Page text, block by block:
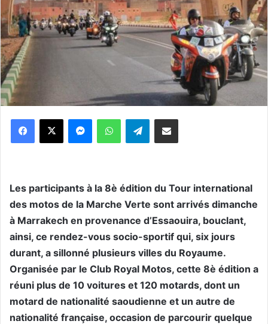
WhatsApp Telegram
Les participants à la 8è édition du Tour international
des motos de la Marche Verte sont arrivés dimanche
à Marrakech en provenance d’Essaouira, bouclant,
ainsi, ce rendez-vous socio-sportif qui, six jours
durant, a sillonné plusieurs villes du Royaume.
Organisée par le Club Royal Motos, cette 8è édition a
réuni plus de 10 voitures et 120 motards, dont un
motard de nationalité saoudienne et un autre de
nationalité française, occasion de parcourir quelque